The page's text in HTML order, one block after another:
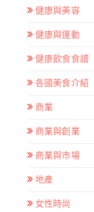
健康與美容
健康與運動
健康飲食食譜
各國美食介紹
商業
商業與創業
商業與市場
地產
女性時尚